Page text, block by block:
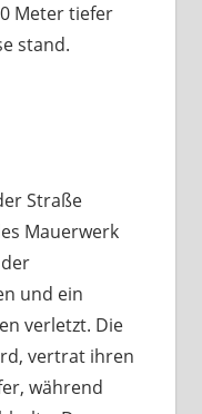
Meter tiefer
stand.
Straße
Mauerwerk
und ein
verletzt. Die
vertrat ihren
während